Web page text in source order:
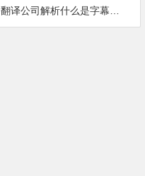
翻译公司解析什么是字幕翻译